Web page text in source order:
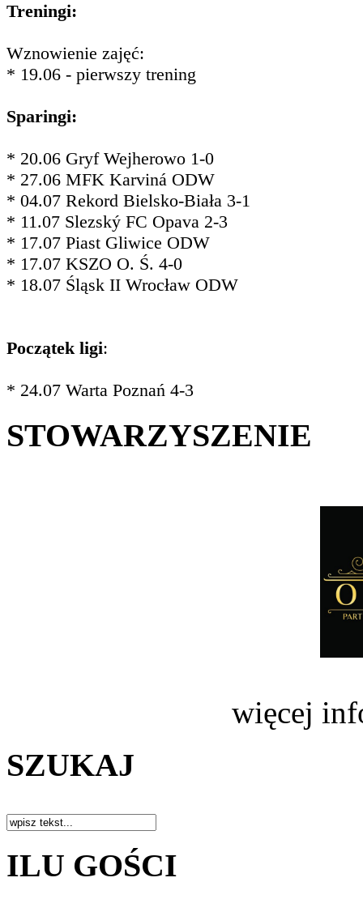
Treningi:
Wznowienie zajęć:
* 19.06 - pierwszy trening
Sparingi:
* 20.06 Gryf Wejherowo 1-0
* 27.06 MFK Karviná ODW
* 04.07 Rekord Bielsko-Biała 3-1
* 11.07 Slezský FC Opava 2-3
* 17.07 Piast Gliwice ODW
* 17.07 KSZO O. Ś. 4-0
* 18.07 Śląsk II Wrocław ODW
Początek ligi:
* 24.07 Warta Poznań 4-3
STOWARZYSZENIE
więcej
SZUKAJ
ILU GOŚCI